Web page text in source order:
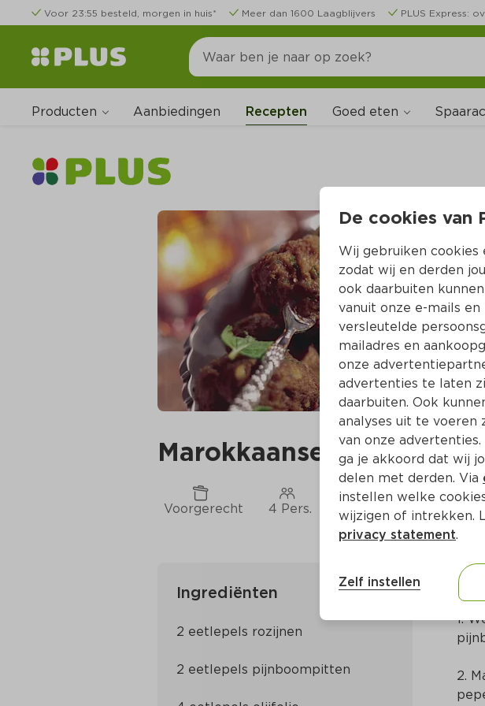
Voor 23:55 besteld, morgen in huis* Meer dan 1600 Laagblijvers PLUS Express:
Producten Aanbiedingen Recepten Goed eten
Marokkaanse
Voorgerecht 4 Pers. Ca. 40 Min
Ingrediënten
1.
2.
De cookies van
Wij gebruiken cookies
zodat wij en derden
ook daarbuiten
vanuit onze e-mails
versleutelde
mailadres en
onze
advertenties te laten
daarbuiten. Ook
analyses uit te
van onze
ga je akkoord dat wij
delen met derden. Via
instellen welke
wijzigen of intrekken.
privacy statement.
Zelf instellen